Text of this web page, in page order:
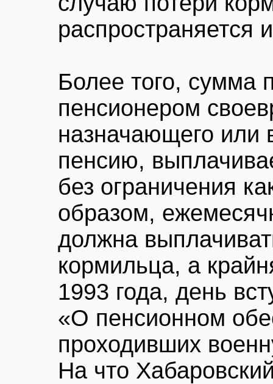
распространяется
Более того, сумма
пенсионером
назначающего или
пенсию,
без ограничения
образом,
должна
кормильца, а
1993 года, день
«О пенсионном
проходивших
На что